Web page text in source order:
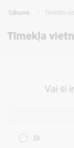
Sākums Tīmekļa
Tīmekļa
Vai šī
Jā